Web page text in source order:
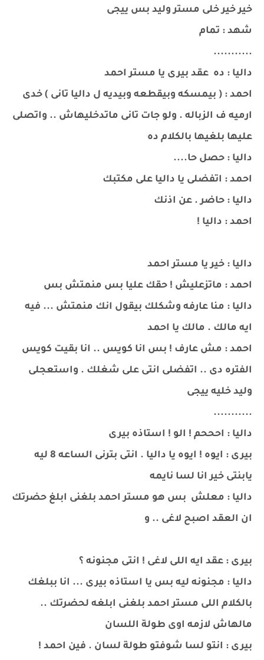
خير خير خلى مستر وليد بس ييجى
شهد : تمام
...........
داليا : ده عقد بيرى يا مستر احمد
احمد : ( بيمسكه وبيقطعه وبيديه ل داليا تانى ) خدى
ارميه ف الزباله . ولو جات تانى ماتدخليهاش .. واتصلى
عليها بلغيها بالكلام ده
داليا : حصل حا....
احمد : اتفضلى يا داليا على مكتبك
داليا : حاضر . عن اذنك
احمد : داليا !
داليا : خير يا مستر احمد
احمد : ماتزعليش ! حقك عليا بس منمتش بس
داليا : منا عارفه وشكلك بيقول انك منمتش ... فيه
ايه مالك . مالك يا احمد
احمد : مش عارف ! بس انا كويس .. انا بقيت كويس
الفتره دى .. اتفضلى انتى على شغلك . واستعجلى
وليد خليه ييجى
...........
داليا : احححم ! الو ! استاذه بيرى
بيرى : ايوه ! ايوه يا داليا . انتى بترنى الساعه 8 ليه
يابنتى خير انا لسا نايمه
داليا : معلش بس هو مستر احمد بلغنى ابلغ حضرتك
ان العقد اصبح لاغى .. و
بيرى : عقد ايه اللى لاغى ! انتى مجنونه ؟
داليا : مجنونه ليه بس يا استاذه بيرى ... انا ببلغك
بالكلام اللى مستر احمد بلغنى ابلغه لحضرتك ..
مالهاش لازمه اوى طولة اللسان
بيرى : انتو لسا شوفتو طولة لسان . فين احمد !